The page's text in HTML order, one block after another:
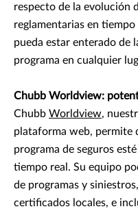
respecto de la evolución
reglamentarias en
pueda estar enterado de
programa en cualquier
Chubb Worldview:
Chubb Worldview,
plataforma web, permite
programa de seguros
tiempo real. Su equipo
de programas y
certificados locales, e